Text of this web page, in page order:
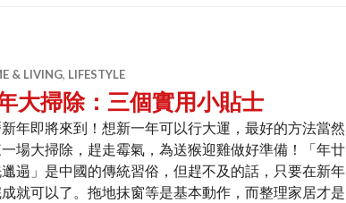
& LIVING, LIFESTYLE
大掃除：三個實用小貼士
年即將來到！想新一年可以行大運，最好的方法當然
場大掃除，趕走霉氣，為送猴迎雞做好準備！「年廿
遢」是中國的傳統習俗，但趕不及的話，只要在新年
就可以了。拖地抹窗等是基本動作，而整理家居才是